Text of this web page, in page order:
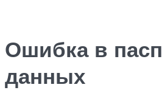
Ошибка в
данных